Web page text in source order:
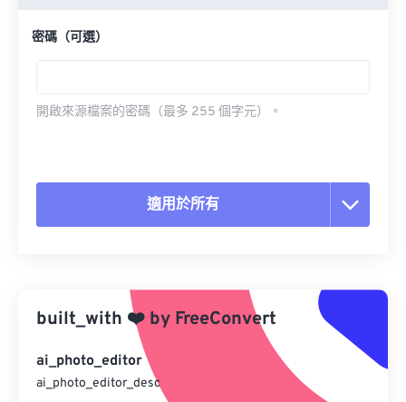
密碼（可選）
開啟來源檔案的密碼（最多 255 個字元）。
適用於所有
另存為預設
built_with ❤️ by FreeConvert
ai_photo_editor
ai_photo_editor_desc